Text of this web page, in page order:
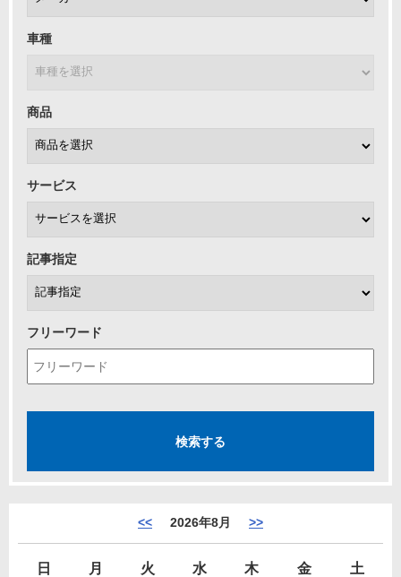
車種
商品
サービス
記事指定
フリーワード
<< 2026年8月 >>
日 月 火 水 木 金
土